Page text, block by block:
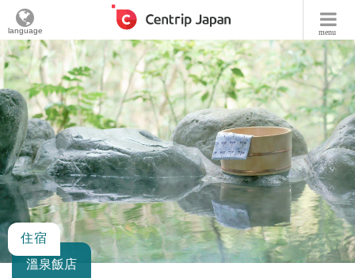
menu
language
住宿
溫泉飯店